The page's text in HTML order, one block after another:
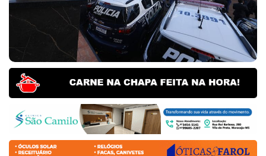
destaca importância da dança na
Nego do Povo pede limpeza de terrenos do Polo
Santa Guilhermina: Vereador Joãozinho